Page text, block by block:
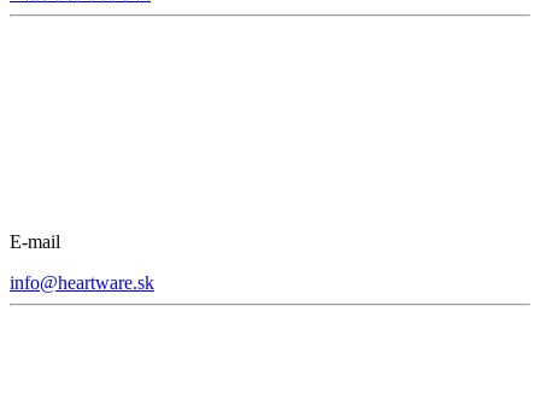
E-mail
info@heartware.sk